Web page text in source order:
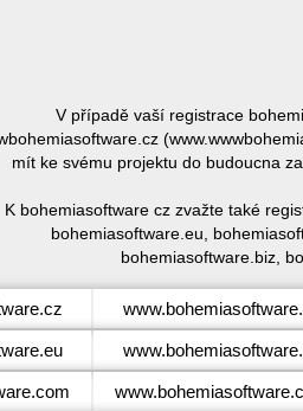
V případě vaší registrace
mít ke svému projektu do budoucna
K bohemiasoftware cz zvažte také
bohemiasoftware.eu,
bohemiasoftware.biz,